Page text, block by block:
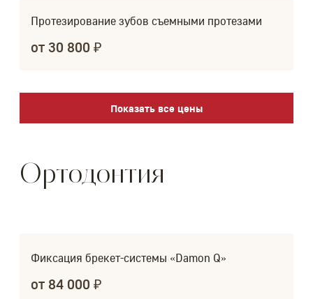
Протезирование зубов съемными протезами
от 30 800 ₽
Показать все цены
Ортодонтия
Фиксация брекет-системы «Damon Q»
от 84 000 ₽